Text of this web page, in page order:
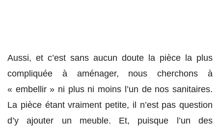
Aussi, et c’est sans aucun doute la pièce la plus
compliquée à aménager, nous cherchons à
« embellir » ni plus ni moins l’un de nos sanitaires.
La pièce étant vraiment petite, il n’est pas question
d’y ajouter un meuble. Et, puisque l’un des